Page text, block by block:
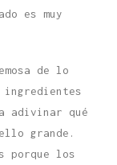
es muy
de lo
ingredientes
adivinar qué
grande.
los